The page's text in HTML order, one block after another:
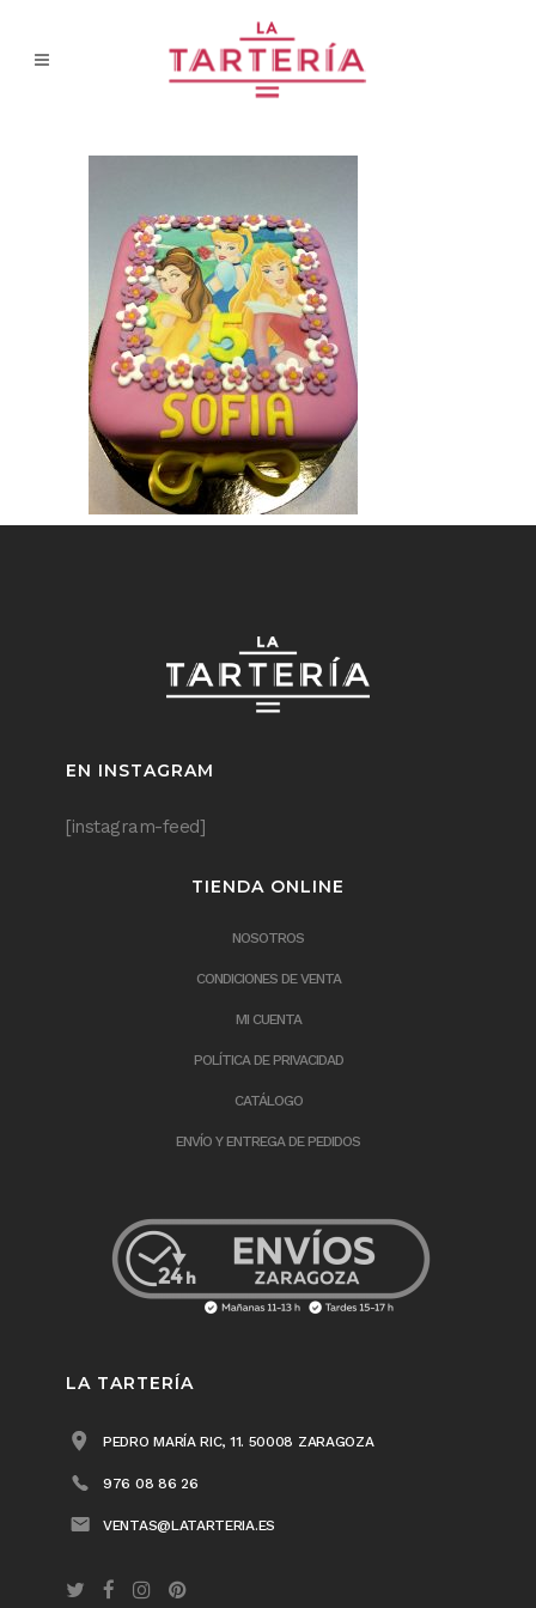
EN INSTAGRAM
[instagram-feed]
TIENDA ONLINE
NOSOTROS
CONDICIONES DE VENTA
MI CUENTA
POLÍTICA DE PRIVACIDAD
CATÁLOGO
ENVÍO Y ENTREGA DE PEDIDOS
LA TARTERÍA
PEDRO MARÍA RIC, 11. 50008 ZARAGOZA
976 08 86 26
VENTAS@LATARTERIA.ES